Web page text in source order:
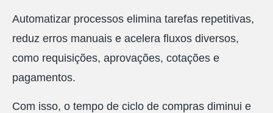
Automatizar processos elimina tarefas repetitivas,
reduz erros manuais e acelera fluxos diversos,
como requisições, aprovações, cotações e
pagamentos.
Com isso, o tempo de ciclo de compras diminui e